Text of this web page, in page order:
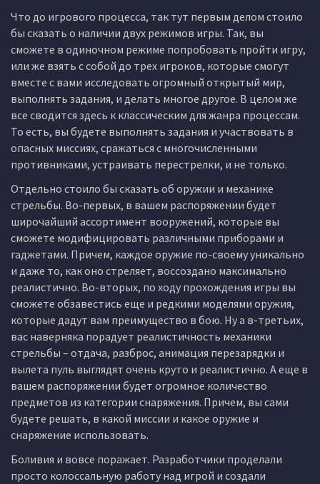
Что до игрового процесса, так тут первым делом стоило
бы сказать о наличии двух режимов игры. Так, вы
сможете в одиночном режиме попробовать пройти игру,
или же взять с собой до трех игроков, которые смогут
вместе с вами исследовать огромный открытый мир,
выполнять задания, и делать многое другое. В целом же
все сводится здесь к классическим для жанра процессам.
То есть, вы будете выполнять задания и участвовать в
опасных миссиях, сражаться с многочисленными
противниками, устраивать перестрелки, и не только.
Отдельно стоило бы сказать об оружии и механике
стрельбы. Во-первых, в вашем распоряжении будет
широчайший ассортимент вооружений, которые вы
сможете модифицировать различными приборами и
гаджетами. Причем, каждое оружие по-своему уникально
и даже то, как оно стреляет, воссоздано максимально
реалистично. Во-вторых, по ходу прохождения игры вы
сможете обзавестись еще и редкими моделями оружия,
которые дадут вам преимущество в бою. Ну а в-третьих,
вас наверняка порадует реалистичность механики
стрельбы – отдача, разброс, анимация перезарядки и
вылета пуль выглядят очень круто и реалистично. А еще в
вашем распоряжении будет огромное количество
предметов из категории снаряжения. Причем, вы сами
будете решать, в какой миссии и какое оружие и
снаряжение использовать.
Боливия и вовсе поражает. Разработчики проделали
просто колоссальную работу над игрой и создали